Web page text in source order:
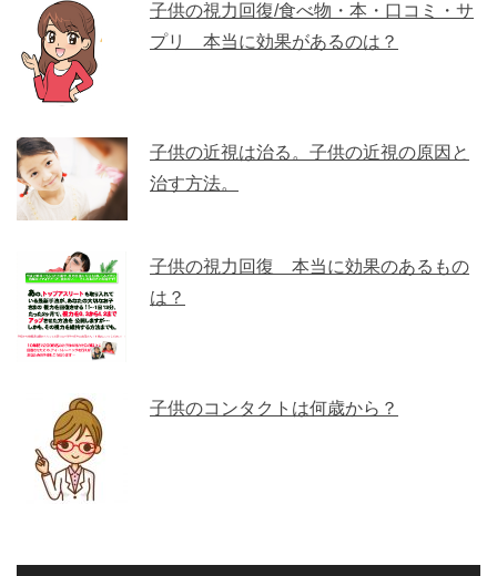
子供の視力回復/食べ物・本・口コミ・サ
プリ 本当に効果があるのは？
子供の近視は治る。子供の近視の原因と
治す方法。
子供の視力回復 本当に効果のあるもの
は？
子供のコンタクトは何歳から？